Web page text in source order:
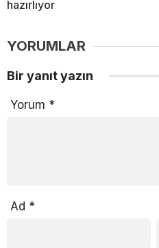
hazırlıyor
YORUMLAR
Bir yanıt yazın
Yorum *
Ad *